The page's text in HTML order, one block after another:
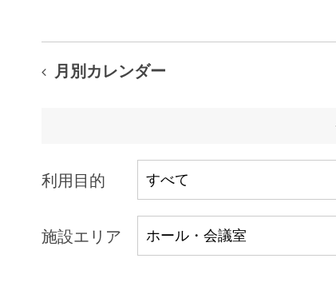
月別カレンダー
利用目的
施設エリア